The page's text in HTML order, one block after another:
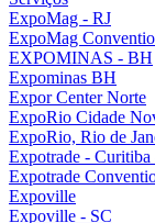
ExpoMag - RJ
ExpoMag
EXPOMINAS - BH
Expominas BH
Expor Center Norte
ExpoRio Cidade
ExpoRio, Rio de
Expotrade - Curitiba
Expotrade
Expoville
Expoville - SC